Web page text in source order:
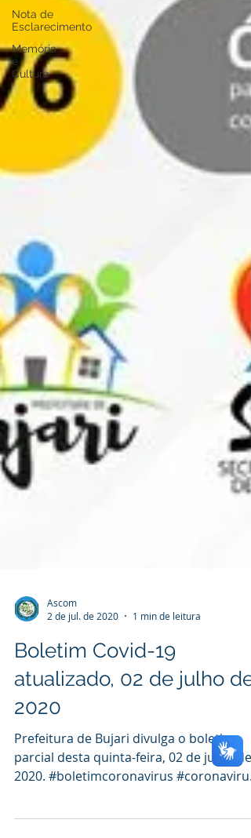
Nota de
Esclarecimento
Memória
e
Cultura
Ascom
Boletim Covid-19
atualizado, 02 de julho de
2020
Prefeitura de Bujari divulga o boletim
parcial desta quinta-feira, 02 de julho de
#covid19...